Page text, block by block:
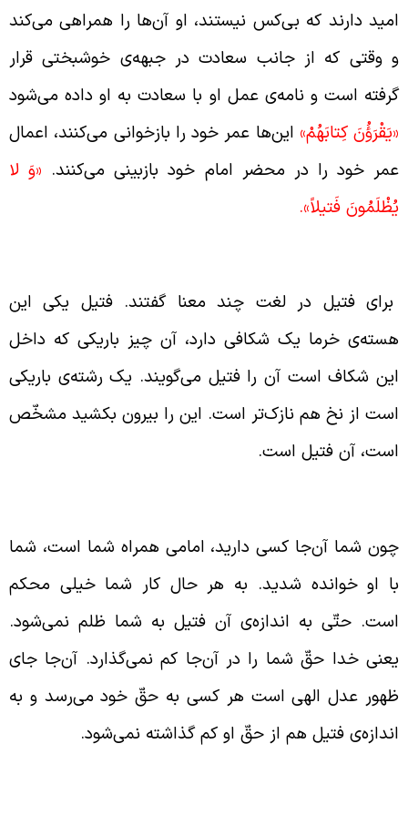
دارند که بی‌کس نیستند، او آن‌ها را همراهی می‌کند
وقتی که از جانب سعادت در جبهه‌ی خوشبختی قرار
است و نامه‌ی عمل او با سعادت به او داده می‌شود
كِتابَهُمْ»این‌ها عمر خود را بازخوانی می‌کنند، اعمال
خود را در محضر امام خود بازبینی می‌کنند.«وَ لا
فَتيلاً».
فتیل در لغت چند معنا گفتند. فتیل یکی این
خرما یک شکافی دارد، آن چیز باریکی که داخل
شکاف است آن را فتیل می‌گویند. یک رشته‌ی باریکی
از نخ هم نازک‌تر است. این را بیرون بکشید مشخّص
آن فتیل است.
شما آن‌جا کسی دارید، امامی همراه شما است، شما
او خوانده شدید. به هر حال کار شما خیلی محکم
حتّی به اندازه‌ی آن فتیل به شما ظلم نمی‌شود.
خدا حقّ شما را در آن‌جا کم نمی‌گذارد. آن‌جا جای
عدل الهی است هر کسی به حقّ خود می‌رسد و به
فتیل هم از حقّ او کم گذاشته نمی‌شود.